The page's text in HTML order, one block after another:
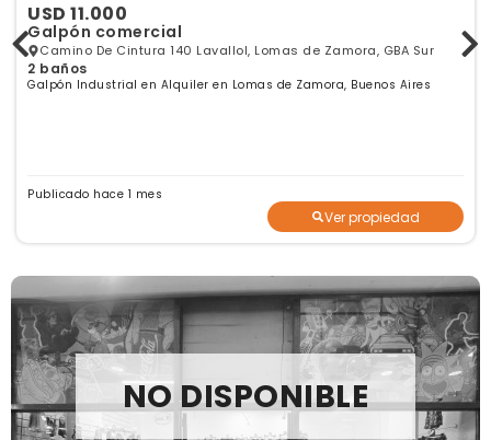
USD 11.000
Galpón comercial
Camino De Cintura 140 Lavallol, Lomas de Zamora, GBA Sur
2 baños
Galpón Industrial en Alquiler en Lomas de Zamora, Buenos Aires
Publicado hace 1 mes
Ver propiedad
NO DISPONIBLE